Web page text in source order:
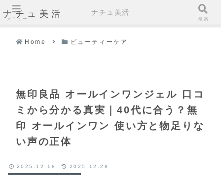
ナチュ美活
Home ビューティーケア
無印良品 オールインワンジェル 口コ
ミから分かる真実｜40代に合う？無
印 オールインワン 使い方と物足りな
い声の正体
2025.12.18 2025.12.28
メニュー
ナチュ美活
検索